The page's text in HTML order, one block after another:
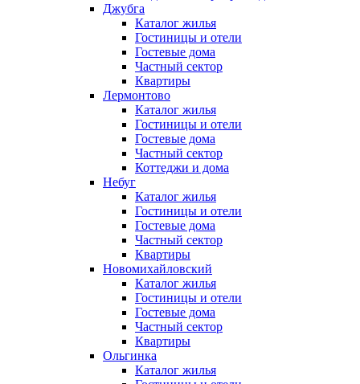
Джубга
Каталог жилья
Гостиницы и отели
Гостевые дома
Частный сектор
Квартиры
Лермонтово
Каталог жилья
Гостиницы и отели
Гостевые дома
Частный сектор
Коттеджи и дома
Небуг
Каталог жилья
Гостиницы и отели
Гостевые дома
Частный сектор
Квартиры
Новомихайловский
Каталог жилья
Гостиницы и отели
Гостевые дома
Частный сектор
Квартиры
Ольгинка
Каталог жилья